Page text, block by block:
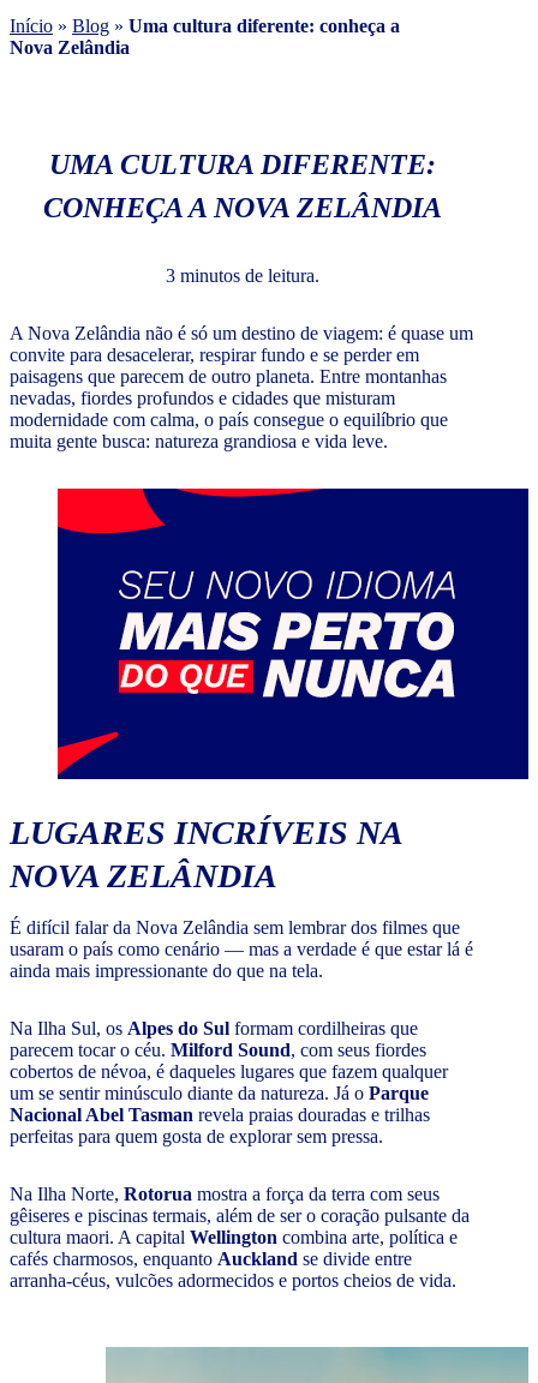
Início » Blog » Uma cultura diferente: conheça a
Nova Zelândia
UMA CULTURA DIFERENTE:
CONHEÇA A NOVA ZELÂNDIA
3 minutos de leitura.
A Nova Zelândia não é só um destino de viagem: é quase um
convite para desacelerar, respirar fundo e se perder em
paisagens que parecem de outro planeta. Entre montanhas
nevadas, fiordes profundos e cidades que misturam
modernidade com calma, o país consegue o equilíbrio que
muita gente busca: natureza grandiosa e vida leve.
LUGARES INCRÍVEIS NA
NOVA ZELÂNDIA
É difícil falar da Nova Zelândia sem lembrar dos filmes que
usaram o país como cenário — mas a verdade é que estar lá é
ainda mais impressionante do que na tela.
Na Ilha Sul, os Alpes do Sul formam cordilheiras que
parecem tocar o céu. Milford Sound, com seus fiordes
cobertos de névoa, é daqueles lugares que fazem qualquer
um se sentir minúsculo diante da natureza. Já o Parque
Nacional Abel Tasman revela praias douradas e trilhas
perfeitas para quem gosta de explorar sem pressa.
Na Ilha Norte, Rotorua mostra a força da terra com seus
gêiseres e piscinas termais, além de ser o coração pulsante da
cultura maori. A capital Wellington combina arte, política e
cafés charmosos, enquanto Auckland se divide entre
arranha-céus, vulcões adormecidos e portos cheios de vida.